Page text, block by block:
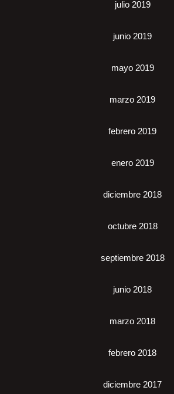
julio 2019
junio 2019
mayo 2019
marzo 2019
febrero 2019
enero 2019
diciembre 2018
octubre 2018
septiembre 2018
junio 2018
marzo 2018
febrero 2018
diciembre 2017